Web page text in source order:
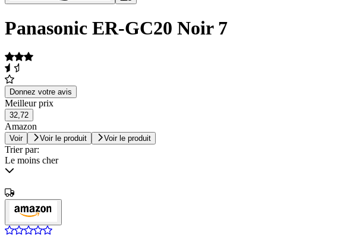
Panasonic ER-GC20 Noir 7
Donnez votre avis
Meilleur prix
32,72
Amazon
Voir Voir le produit Voir le produit
Trier par:
Le moins cher